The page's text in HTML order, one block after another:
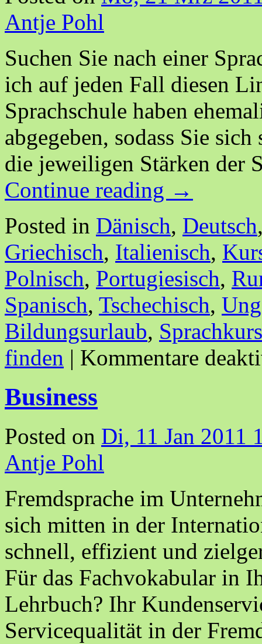
Antje Pohl
Suchen Sie nach einer
ich auf jeden Fall diesen
Sprachschule haben
abgegeben, sodass Sie
die jeweiligen Stärken der
Continue reading →
Posted in Dänisch, Deutsch
Griechisch, Italienisch,
Polnisch, Portugiesisch,
Spanisch, Tschechisch,
Bildungsurlaub, Sprachkurs
finden | Kommentare
Business
Posted on Di, 11 Jan 2011
Antje Pohl
Fremdsprache im
sich mitten in der
schnell, effizient und
Für das Fachvokabular in
Lehrbuch? Ihr
Servicequalität in der